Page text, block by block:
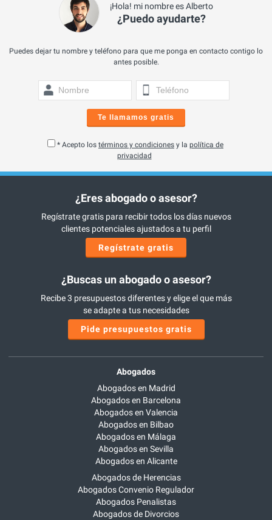
¡Hola! mi nombre es Alberto
¿Puedo ayudarte?
Puedes dejar tu nombre y teléfono para que me ponga en contacto contigo lo
antes posible.
Te llamamos gratis
* Acepto los términos y condiciones y la política de
privacidad
¿Eres abogado o asesor?
Regístrate gratis para recibir todos los días nuevos
clientes potenciales ajustados a tu perfil
Regístrate gratis
¿Buscas un abogado o asesor?
Recibe 3 presupuestos diferentes y elige el que más
se adapte a tus necesidades
Pide presupuestos gratis
Abogados
Abogados en Madrid
Abogados en Barcelona
Abogados en Valencia
Abogados en Bilbao
Abogados en Málaga
Abogados en Sevilla
Abogados en Alicante
Abogados de Herencias
Abogados Convenio Regulador
Abogados Penalistas
Abogados de Divorcios